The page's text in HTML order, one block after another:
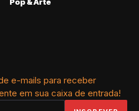
e-mails para receber
em sua caixa de entrada!